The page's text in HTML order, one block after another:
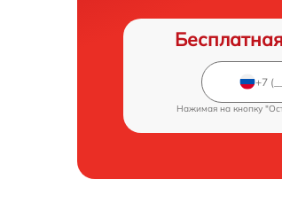
Нажимая на кнопку